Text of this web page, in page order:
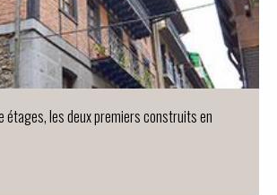
étages, les deux premiers construits en